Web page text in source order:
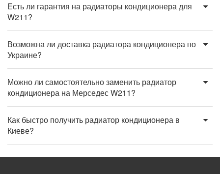
Есть ли гарантия на радиаторы кондиционера для
W211?
Возможна ли доставка радиатора кондиционера по
Украине?
Можно ли самостоятельно заменить радиатор
кондиционера на Мерседес W211?
Как быстро получить радиатор кондиционера в
Киеве?